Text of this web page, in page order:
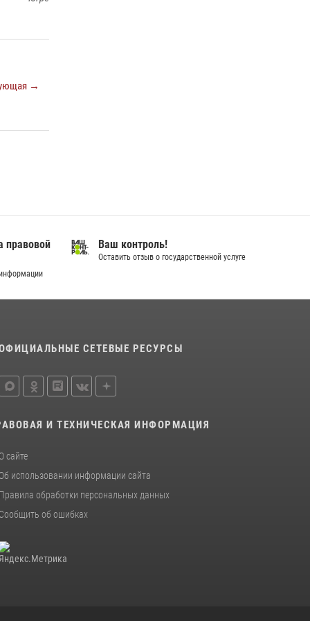
→
правовой
Ваш контроль!
Оставить отзыв о государственной услуге
СЕТЕВЫЕ РЕСУРСЫ
И ТЕХНИЧЕСКАЯ ИНФОРМАЦИЯ
О сайте
Об использовании информации сайта
Правила обработки персональных данных
Сообщить об ошибках